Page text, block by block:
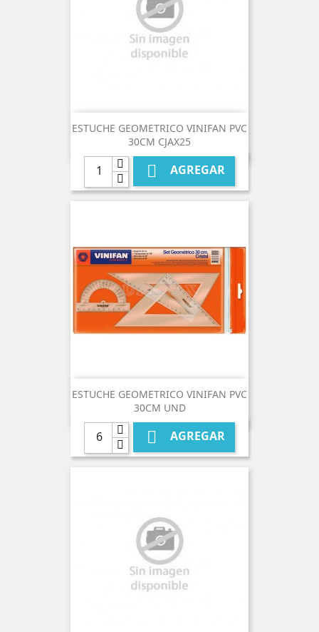
ESTUCHE GEOMETRICO VINIFAN PVC
30CM CJAX25
 AGREGAR
ESTUCHE GEOMETRICO VINIFAN PVC
30CM UND
 AGREGAR